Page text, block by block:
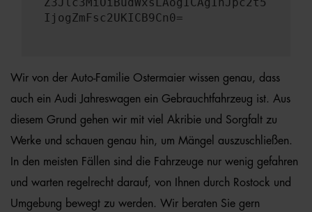
IjogZmFsc2UKICB9Cn0=
Wir von der Auto-Familie Ostermaier wissen genau, dass
auch ein Audi Jahreswagen ein Gebrauchtfahrzeug ist. Aus
diesem Grund gehen wir mit viel Akribie und Sorgfalt zu
Werke und schauen genau hin, um Mängel auszuschließen.
In den meisten Fällen sind die Fahrzeuge nur wenig gefahren
und warten regelrecht darauf, von Ihnen durch Rostock und
Umgebung bewegt zu werden. Wir beraten Sie gern